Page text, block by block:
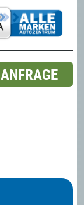
ANFRAGE